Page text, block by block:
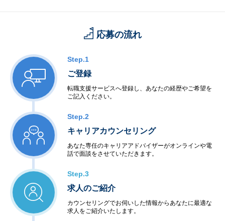
応募の流れ
Step.1
ご登録
転職支援サービスへ登録し、あなたの経歴やご希望を
ご記入ください。
Step.2
キャリアカウンセリング
あなた専任のキャリアアドバイザーがオンラインや電
話で面談をさせていただきます。
Step.3
求人のご紹介
カウンセリングでお伺いした情報からあなたに最適な
求人をご紹介いたします。